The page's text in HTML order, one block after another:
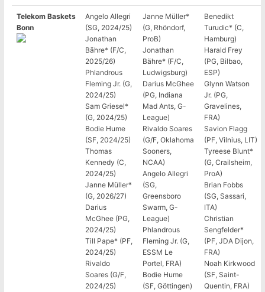
Telekom Baskets
Bonn
Angelo Allegri
(SG, 2024/25)
Jonathan
Bähre* (F/C,
2025/26)
Phlandrous
Fleming Jr. (G,
2024/25)
Sam Griesel*
(G, 2024/25)
Bodie Hume
(SF, 2024/25)
Thomas
Kennedy (C,
2024/25)
Janne Müller*
(G, 2026/27)
Darius
McGhee (PG,
2024/25)
Till Pape* (PF,
2024/25)
Rivaldo
Soares (G/F,
2024/25)
Janne Müller*
(G, Rhöndorf,
ProB)
Jonathan
Bähre* (F/C,
Ludwigsburg)
Darius McGhee
(PG, Indiana
Mad Ants, G-
League)
Rivaldo Soares
(G/F, Oklahoma
Sooners,
NCAA)
Angelo Allegri
(SG,
Greensboro
Swarm, G-
League)
Phlandrous
Fleming Jr. (G,
ESSM Le
Portel, FRA)
Bodie Hume
(SF, Göttingen)
Benedikt
Turudic* (C,
Hamburg)
Harald Frey
(PG, Bilbao,
ESP)
Glynn Watson
Jr. (PG,
Gravelines,
FRA)
Savion Flagg
(PF, Vilnius, LIT)
Tyreese Blunt*
(G, Crailsheim,
ProA)
Brian Fobbs
(SG, Sassari,
ITA)
Christian
Sengfelder*
(PF, JDA Dijon,
FRA)
Noah Kirkwood
(SF, Saint-
Quentin, FRA)